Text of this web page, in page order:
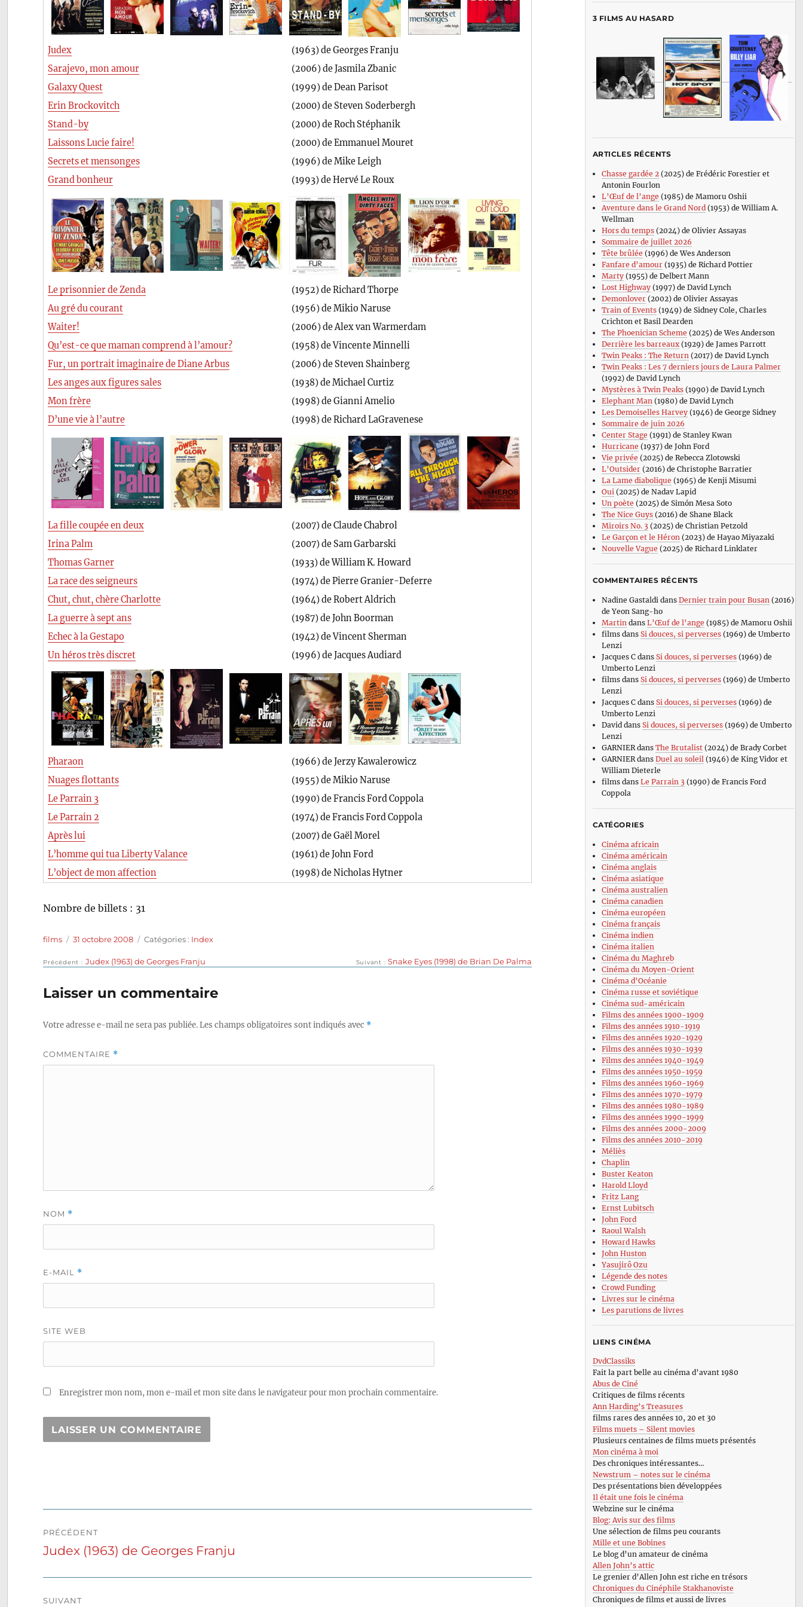
Judex
(1963) de Georges Franju
Sarajevo, mon amour
(2006) de Jasmila Zbanic
Galaxy Quest
(1999) de Dean Parisot
Erin Brockovitch
(2000) de Steven Soderbergh
Stand-by
(2000) de Roch Stéphanik
Laissons Lucie faire!
(2000) de Emmanuel Mouret
Secrets et mensonges
(1996) de Mike Leigh
Grand bonheur
(1993) de Hervé Le Roux
Le prisonnier de Zenda
(1952) de Richard Thorpe
Au gré du courant
(1956) de Mikio Naruse
Waiter!
(2006) de Alex van Warmerdam
Qu’est-ce que maman comprend à l’amour?
(1958) de Vincente Minnelli
Fur, un portrait imaginaire de Diane Arbus
(2006) de Steven Shainberg
Les anges aux figures sales
(1938) de Michael Curtiz
Mon frère
(1998) de Gianni Amelio
D’une vie à l’autre
(1998) de Richard LaGravenese
La fille coupée en deux
(2007) de Claude Chabrol
Irina Palm
(2007) de Sam Garbarski
Thomas Garner
(1933) de William K. Howard
La race des seigneurs
(1974) de Pierre Granier-Deferre
Chut, chut, chère Charlotte
(1964) de Robert Aldrich
La guerre à sept ans
(1987) de John Boorman
Echec à la Gestapo
(1942) de Vincent Sherman
Un héros très discret
(1996) de Jacques Audiard
Pharaon
(1966) de Jerzy Kawalerowicz
Nuages flottants
(1955) de Mikio Naruse
Le Parrain 3
(1990) de Francis Ford Coppola
Le Parrain 2
(1974) de Francis Ford Coppola
Après lui
(2007) de Gaël Morel
L’homme qui tua Liberty Valance
(1961) de John Ford
L’object de mon affection
(1998) de Nicholas Hytner
Nombre de billets : 31
Auteur
films
Publié
31 octobre 2008 Catégories
Catégories : Index
Navigation
de
l’article
Précédent
Publication
Judex (1963) de Georges Franju Suivant
Publication
Snake Eyes (1998) de Brian De Palma
Laisser un commentaire
Votre adresse e-mail ne sera pas publiée.Les champs obligatoires sont indiqués avec *
COMMENTAIRE *
NOM *
E-MAIL *
SITE WEB
Enregistrer mon nom, mon e-mail et mon site dans le navigateur pour mon prochain commentaire.
de
PRÉCÉDENT
Publication
Judex (1963) de Georges Franju
SUIVANT
3 FILMS AU HASARD
ARTICLES RÉCENTS
Chasse gardée 2(2025) de Frédéric Forestier et
Antonin Fourlon
L’Œuf de l’ange (1985) de Mamoru Oshii
Aventure dans le Grand Nord(1953) de William A.
Wellman
Hors du temps(2024) de Olivier Assayas
Sommaire de juillet 2026
Tête brûlée (1996) de Wes Anderson
Fanfare d’amour(1935) de Richard Pottier
Marty(1955) de Delbert Mann
Lost Highway(1997) de David Lynch
Demonlover(2002) de Olivier Assayas
Train of Events(1949) de Sidney Cole, Charles
Crichton et Basil Dearden
The Phoenician Scheme (2025) de Wes Anderson
Derrière les barreaux(1929) de James Parrott
Twin Peaks : The Return(2017) de David Lynch
Twin Peaks : Les 7 derniers jours de Laura Palmer
(1992) de David Lynch
Mystères à Twin Peaks(1990) de David Lynch
Elephant Man(1980) de David Lynch
Les Demoiselles Harvey(1946) de George Sidney
Sommaire de juin 2026
Center Stage (1991) de Stanley Kwan
Hurricane (1937) de John Ford
Vie privée (2025) de Rebecca Zlotowski
L’Outsider(2016) de Christophe Barratier
La Lame diabolique (1965) de Kenji Misumi
Oui(2025) de Nadav Lapid
Un poète (2025) de Simón Mesa Soto
The Nice Guys(2016) de Shane Black
Miroirs No. 3 (2025) de Christian Petzold
Le Garçon et le Héron(2023) de Hayao Miyazaki
Nouvelle Vague (2025) de Richard Linklater
COMMENTAIRES RÉCENTS
Nadine Gastaldi dans Dernier train pour Busan (2016)
de Yeon Sang-ho
Martin dans L’Œuf de l’ange (1985) de Mamoru Oshii
filmsdans Si douces, si perverses(1969) de Umberto
Lenzi
Jacques Cdans Si douces, si perverses(1969) de
Umberto Lenzi
filmsdans Si douces, si perverses(1969) de Umberto
Lenzi
Jacques Cdans Si douces, si perverses(1969) de
Umberto Lenzi
David dans Si douces, si perverses(1969) de Umberto
Lenzi
GARNIERdans The Brutalist(2024) de Brady Corbet
GARNIERdans Duel au soleil (1946) de King Vidor et
William Dieterle
filmsdans Le Parrain 3 (1990) de Francis Ford
Coppola
CATÉGORIES
Cinéma africain
Cinéma américain
Cinéma anglais
Cinéma asiatique
Cinéma australien
Cinéma canadien
Cinéma européen
Cinéma français
Cinéma indien
Cinéma italien
Cinéma du Maghreb
Cinéma du Moyen-Orient
Cinéma d’Océanie
Cinéma russe et soviétique
Cinéma sud-américain
Films des années 1900-1909
Films des années 1910-1919
Films des années 1920-1929
Films des années 1930-1939
Films des années 1940-1949
Films des années 1950-1959
Films des années 1960-1969
Films des années 1970-1979
Films des années 1980-1989
Films des années 1990-1999
Films des années 2000-2009
Films des années 2010-2019
Méliès
Chaplin
Buster Keaton
Harold Lloyd
Fritz Lang
Ernst Lubitsch
John Ford
Raoul Walsh
Howard Hawks
John Huston
Yasujirô Ozu
Légende des notes
Crowd Funding
Livres sur le cinéma
Les parutions de livres
LIENS CINÉMA
DvdClassiks
Fait la part belle au cinéma d’avant 1980
Abus de Ciné
Critiques de films récents
Ann Harding’s Treasures
films rares des années 10, 20 et 30
Films muets – Silent movies
Plusieurs centaines de films muets présentés
Mon cinéma à moi
Des chroniques intéressantes…
Newstrum – notes sur le cinéma
Des présentations bien développées
Il était une fois le cinéma
Webzine sur le cinéma
Blog: Avis sur des films
Une sélection de films peu courants
Mille et une Bobines
Le blog d’un amateur de cinéma
Allen John’s attic
Le grenier d’Allen John est riche en trésors
Chroniques du Cinéphile Stakhanoviste
Chroniques de films et aussi de livres